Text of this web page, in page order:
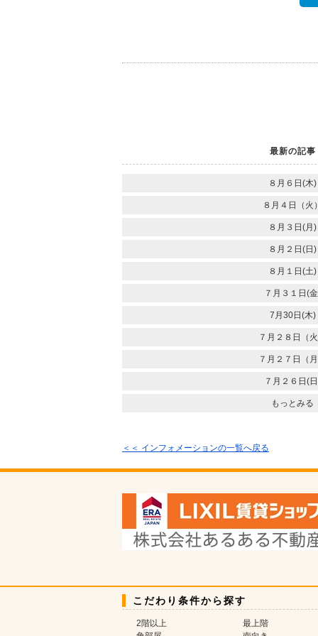
最新の記事
８月６日(木)
８月４日（火
８月３日(月)
８月２日(日)
８月１日(土)
７月３１日(
7月30日(木)
７月２８日（
７月２７日（
７月２６日(
もっとみる
＜＜ インフォメーションの一覧へ戻る
こだわり条件から探す
2階以上
最上階